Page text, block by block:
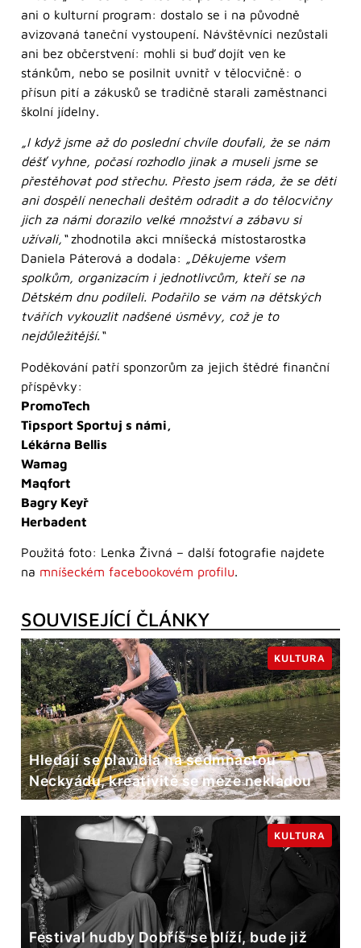
ani o kulturní program: dostalo se i na původně
avizovaná taneční vystoupení. Návštěvníci nezůstali
ani bez občerstvení: mohli si buď dojít ven ke
stánkům, nebo se posilnit uvnitř v tělocvičně: o
přísun pití a zákusků se tradičně starali zaměstnanci
školní jídelny.
„I když jsme až do poslední chvíle doufali, že se nám
déšť vyhne, počasí rozhodlo jinak a museli jsme se
přestěhovat pod střechu. Přesto jsem ráda, že se děti
ani dospělí nenechali deštěm odradit a do tělocvičny
jich za námi dorazilo velké množství a zábavu si
užívali,“zhodnotila akci mníšecká místostarostka
Daniela Páterová a dodala: „Děkujeme všem
spolkům, organizacím i jednotlivcům, kteří se na
Dětském dnu podíleli. Podařilo se vám na dětských
tvářích vykouzlit nadšené úsměvy, což je to
nejdůležitější.“
Poděkování patří sponzorům za jejich štědré finanční
příspěvky:
PromoTech
Tipsport Sportuj s námi,
Lékárna Bellis
Wamag
Maqfort
Bagry Keyř
Herbadent
Použitá foto: Lenka Živná – další fotografie najdete
na mníšeckém facebookovém profilu.
SOUVISEJÍCÍ ČLÁNKY
Hledají se plavidla na sedmnáctou
Neckyádu, kreativitě se meze nekladou
KULTURA
Festival hudby Dobříš se blíží, bude již
KULTURA